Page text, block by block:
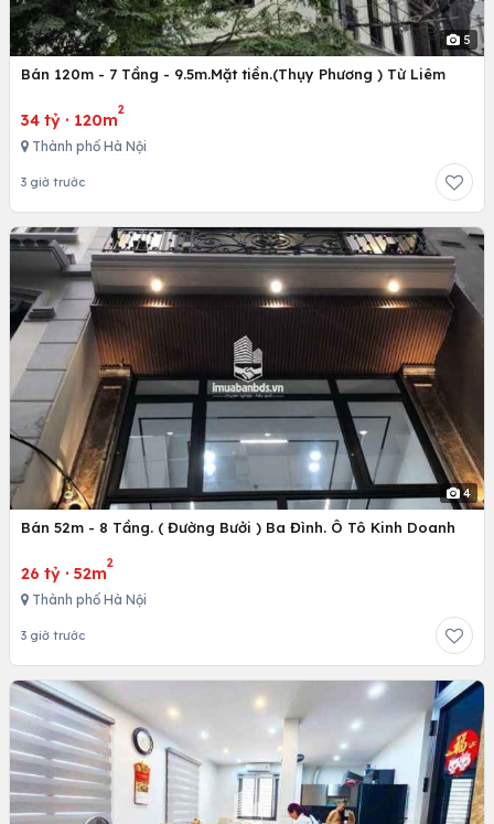
5
Bán 120m - 7 Tầng - 9.5m.Mặt tiền.(Thụy Phương ) Từ Liêm
34 tỷ · 120m
2
Thành phố Hà Nội
3 giờ trước
4
Bán 52m - 8 Tầng. ( Đường Bưởi ) Ba Đình. Ô Tô Kinh Doanh
26 tỷ · 52m
2
Thành phố Hà Nội
3 giờ trước